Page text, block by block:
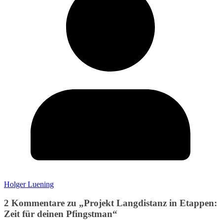
Holger Luening
2 Kommentare zu „Projekt Langdistanz in Etappen:
Zeit für deinen Pfingstman“